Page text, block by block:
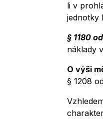
li v
jednotky
§ 1180
náklady
O výši
§ 1208